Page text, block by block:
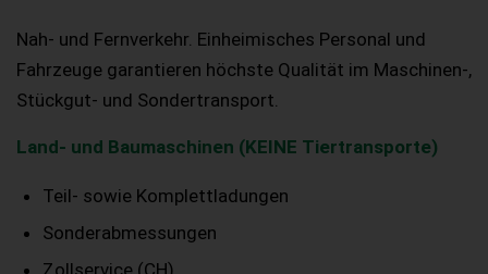
Nah- und Fernverkehr. Einheimisches Personal und
Fahrzeuge garantieren höchste Qualität im Maschinen-,
Stückgut- und Sondertransport.
Land- und Baumaschinen (KEINE Tiertransporte)
Teil- sowie Komplettladungen
Sonderabmessungen